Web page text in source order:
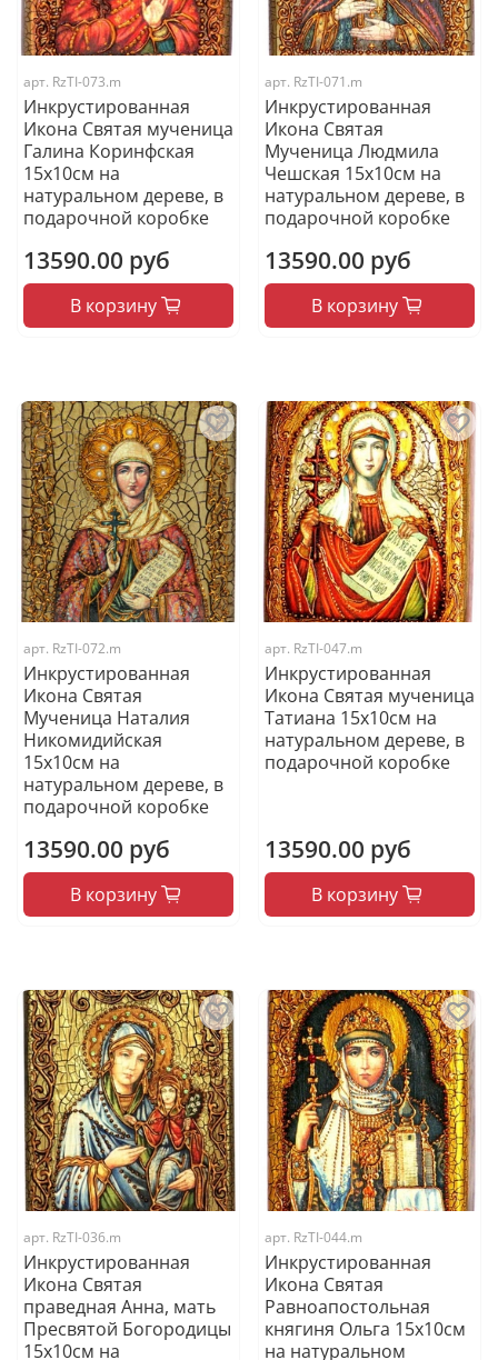
арт. RzTI-073.m
Инкрустированная
Икона Святая мученица
Галина Коринфская
15х10см на
натуральном дереве, в
подарочной коробке
13590.00 руб
В корзину
арт. RzTI-071.m
Инкрустированная
Икона Святая
Мученица Людмила
Чешская 15х10см на
натуральном дереве, в
подарочной коробке
13590.00 руб
В корзину
арт. RzTI-072.m
Инкрустированная
Икона Святая
Мученица Наталия
Никомидийская
15х10см на
натуральном дереве, в
подарочной коробке
13590.00 руб
В корзину
арт. RzTI-047.m
Инкрустированная
Икона Святая мученица
Татиана 15х10см на
натуральном дереве, в
подарочной коробке
13590.00 руб
В корзину
арт. RzTI-036.m
Инкрустированная
Икона Святая
праведная Анна, мать
Пресвятой Богородицы
15х10см на
арт. RzTI-044.m
Инкрустированная
Икона Святая
Равноапостольная
княгиня Ольга 15х10см
на натуральном